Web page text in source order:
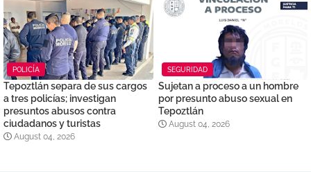
POLICÍA
Tepoztlán separa de sus cargos
a tres policías; investigan
presuntos abusos contra
ciudadanos y turistas
August 04, 2026
SEGURIDAD
Sujetan a proceso a un hombre
por presunto abuso sexual en
Tepoztlán
August 04, 2026